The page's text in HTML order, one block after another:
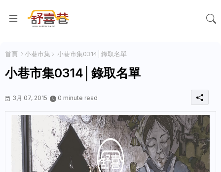
首頁 小巷市集 小巷市集0314│錄取名單
小巷市集0314│錄取名單
3月 07, 2015 0 minute read